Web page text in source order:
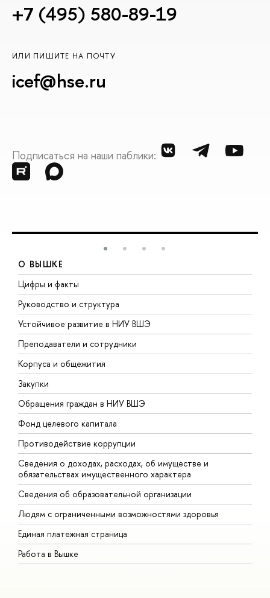
+7 (495) 580-89-19
ИЛИ ПИШИТЕ НА ПОЧТУ
icef@hse.ru
Подписаться на наши паблики:
О ВЫШКЕ
Цифры и факты
Руководство и структура
Устойчивое развитие в НИУ ВШЭ
Преподаватели и сотрудники
Корпуса и общежития
Закупки
Обращения граждан в НИУ ВШЭ
Фонд целевого капитала
Противодействие коррупции
Сведения о доходах, расходах, об имуществе и
обязательствах имущественного характера
Сведения об образовательной организации
Людям с ограниченными возможностями здоровья
Единая платежная страница
Работа в Вышке